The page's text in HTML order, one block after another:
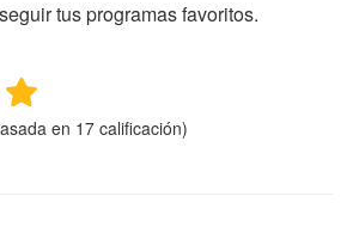
tus programas favoritos.
en 17 calificación)